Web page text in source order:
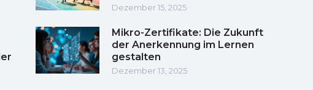
Dezember 15, 2025
Mikro-Zertifikate: Die Zukunft
der Anerkennung im Lernen
gestalten
Dezember 13, 2025